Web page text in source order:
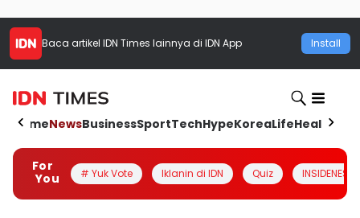
Baca artikel IDN Times lainnya di IDN App Install
HomeNewsBusinessSportTechHypeKoreaLifeHealth
For
You
# Yuk Vote Iklanin di IDN Quiz INSIDENESIA